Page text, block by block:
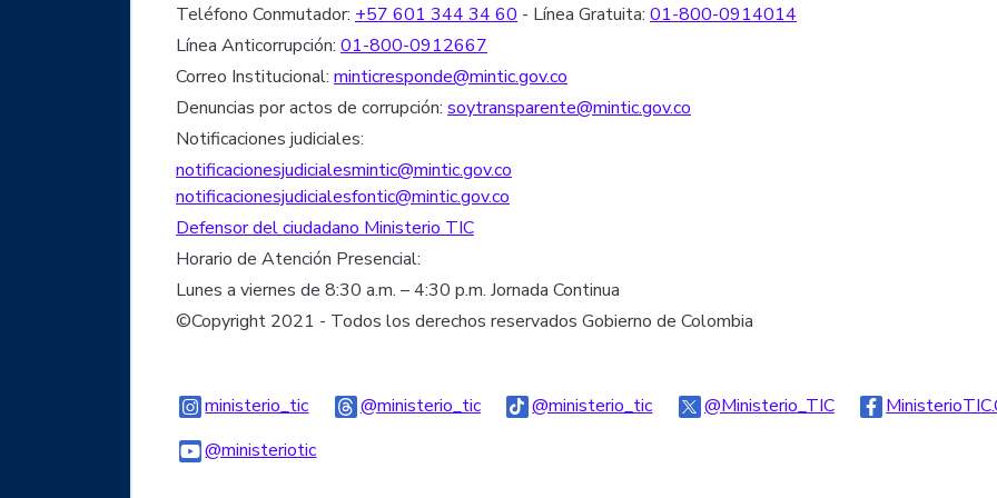
Teléfono Conmutador: +57 601 344 34 60 - Línea Gratuita: 01-800-0914014
Línea Anticorrupción: 01-800-0912667
Correo Institucional: minticresponde@mintic.gov.co
Denuncias por actos de corrupción: soytransparente@mintic.gov.co
Notificaciones judiciales:
notificacionesjudicialesmintic@mintic.gov.co
notificacionesjudicialesfontic@mintic.gov.co
Defensor del ciudadano Ministerio TIC
Horario de Atención Presencial:
Lunes a viernes de 8:30 a.m. – 4:30 p.m. Jornada Continua
©Copyright 2021 - Todos los derechos reservados Gobierno de Colombia
ministerio_ticLogo Instagram
@ministerio_ticLogo Threads
@ministerio_ticLogo Tiktok@Ministerio_TICLogo Twitter
@ministerioticLogo Youtube